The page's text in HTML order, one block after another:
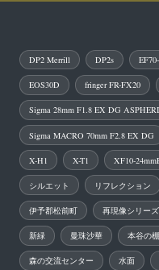
DP2 Merrill DP2s
EOS30D fringer FR-FX20
Sigma 28mm F1.8 EX DG
Sigma MACRO 70mm F2.8 EX DG
X-H1 X-T1 XF10-
シルエット リフレクション
伊予郡松前町 再現像シリーズ
新緑 曼珠沙華 本谷の
森の交流センター 水面